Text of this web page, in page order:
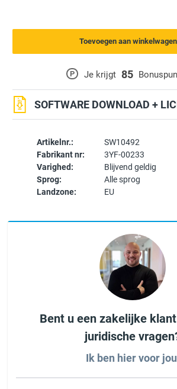
Artikelnr.:
SW10492
Fabrikant nr:
3YF-00233
Varighed:
Blijvend geldig
Sprog:
Alle sprog
Landzone:
EU
P Je krijgt 85
SOFTWARE DOWNLOAD +
Toevoegen aan winkelwagen
Bent u een zakelijke
juridische
Ik ben hier voor